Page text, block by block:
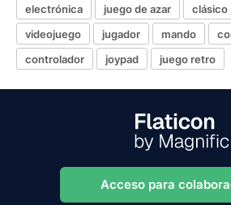
electrónica juego de azar clásico
videojuego
jugador mando
controlador
joypad juego retro
Acceso para